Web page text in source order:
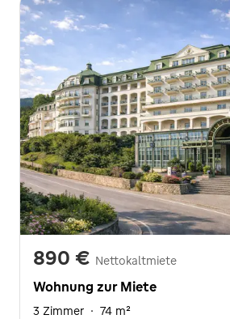
890 € Nettokaltmiete
Wohnung zur Miete
3 Zimmer · 74 m²